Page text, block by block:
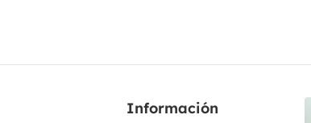
Información